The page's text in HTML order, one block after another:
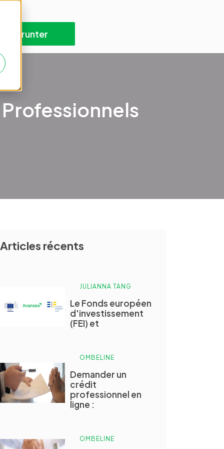
Emprunter
Articles récents
JULIANNA TANG
Le Fonds européen
d'investissement
(FEI) et
OMBELINE
Demander un
crédit
professionnel en
ligne :
OMBELINE